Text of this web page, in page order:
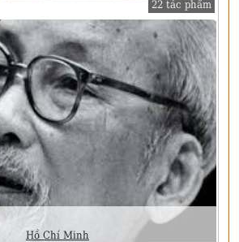
22 tác phẩm
Hồ Chí Minh